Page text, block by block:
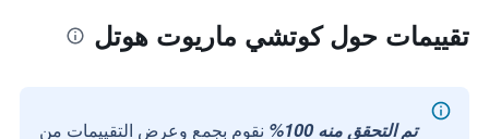
تقييمات حول كوتشي ماريوت هوتل
تم التحقق منه 100% نقوم بجمع وعرض التقييمات من